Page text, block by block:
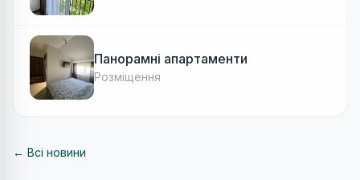
Панорамні апартаменти
Розміщення
← Всі новини